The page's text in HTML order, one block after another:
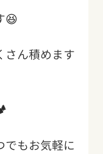
😆
さん積めます
でもお気軽に